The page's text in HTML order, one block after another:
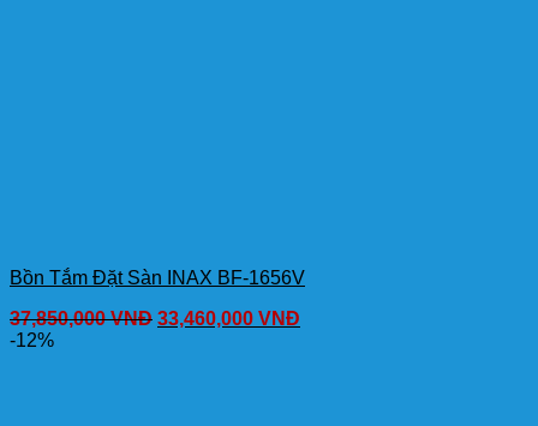
Bồn Tắm Đặt Sàn INAX BF-1656V
37,850,000VNĐ 33,460,000 VNĐ
-12%